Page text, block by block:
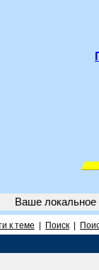
Ваше
к теме Поиск